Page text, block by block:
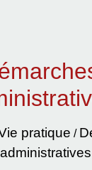
pratique /
administratives